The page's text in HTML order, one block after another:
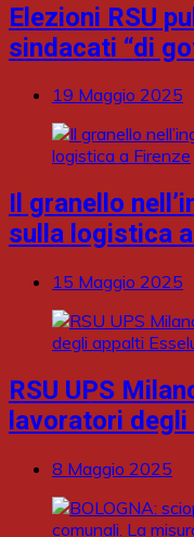
Elezioni RSU
sindacati “di
19 Maggio 2025
Il granello
sulla logistica
15 Maggio 2025
RSU UPS
lavoratori
8 Maggio 2025